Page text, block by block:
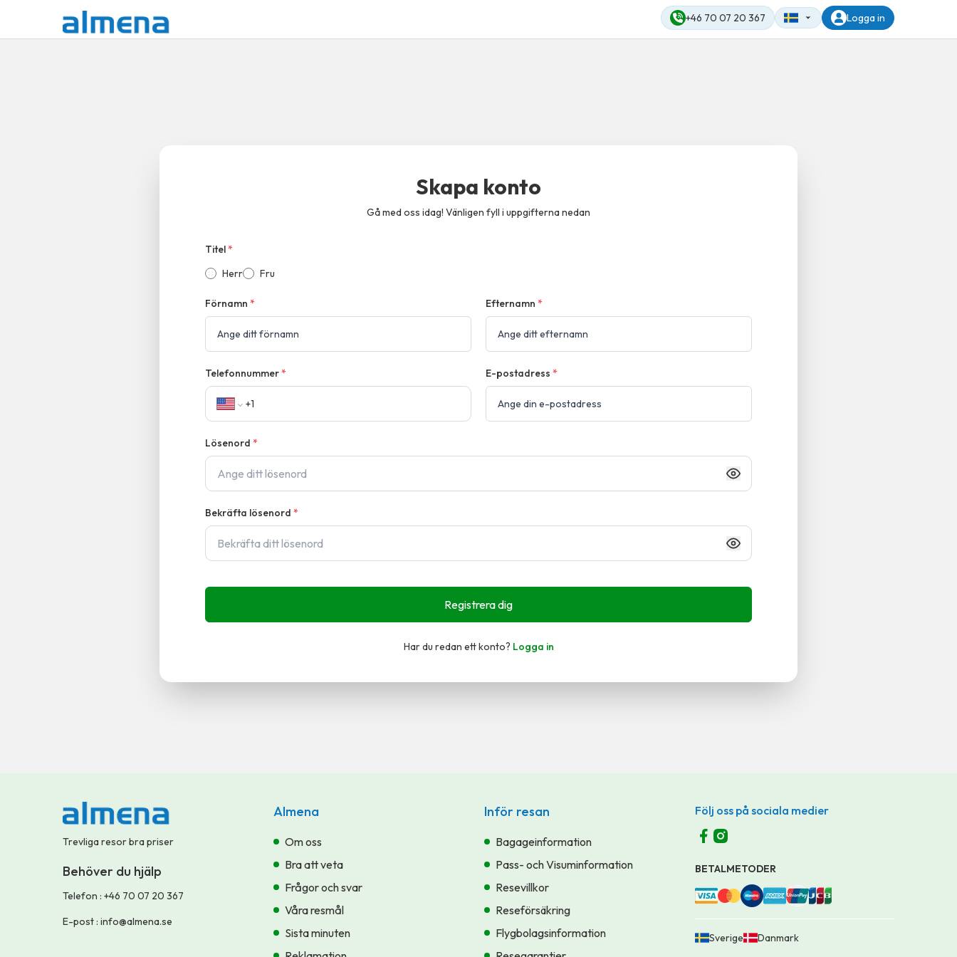
+46 70 07 20 367 Logga in
Skapa konto
Gå med oss idag! Vänligen fyll i uppgifterna nedan
Titel*
Herr
Fru
Förnamn * Efternamn *
Telefonnummer* E-postadress *
Lösenord *
Bekräfta lösenord *
Registrera dig
Har du redan ett konto? Logga in
Trevliga resor bra priser
Behöver du hjälp
Telefon : +46 70 07 20 367
E-post : info@almena.se
Almena
Om oss
Bra att veta
Frågor och svar
Våra resmål
Sista minuten
Inför resan
Bagageinformation
Pass- och Visuminformation
Resevillkor
Reseförsäkring
Flygbolagsinformation
Följ oss på sociala medier
BETALMETODER
Sverige Danmark